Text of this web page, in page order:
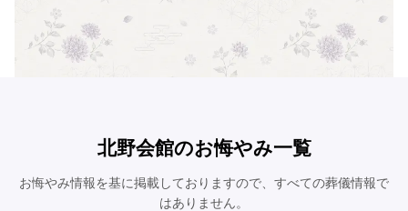
北野会館のお悔やみ一覧
お悔やみ情報を基に掲載しておりますので、すべての葬儀情報で
はありません。